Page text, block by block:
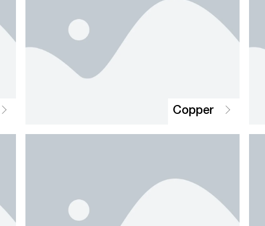
Copper